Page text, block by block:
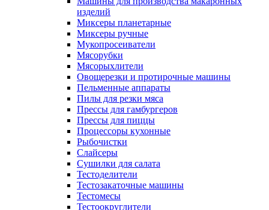
изделий
Миксеры планетарные
Миксеры ручные
Мукопросеиватели
Мясорубки
Мясорыхлители
Овощерезки и протирочные машины
Пельменные аппараты
Пилы для резки мяса
Прессы для гамбургеров
Прессы для пиццы
Процессоры кухонные
Рыбочистки
Слайсеры
Сушилки для салата
Тестоделители
Тестозакаточные машины
Тестомесы
Тестоокруглители